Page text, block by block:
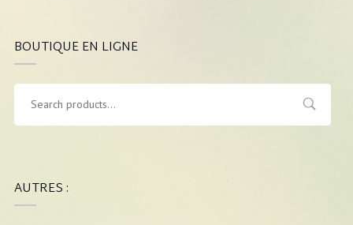
BOUTIQUE EN LIGNE
AUTRES :